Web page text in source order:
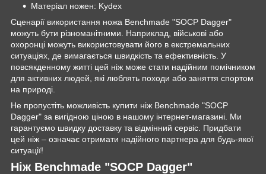
Матеріал ножен: Kydex
Сценарії використання ножа Benchmade "SOCP Dagger"
можуть бути різноманітними. Наприклад, військові або
охоронці можуть використовувати його в екстремальних
ситуаціях, де вимагається швидкість та ефективність. У
повсякденному житті цей ніж може стати надійним помічником
для активних людей, які люблять походи або заняття спортом
на природі.
Не пропустіть можливість купити ніж Benchmade "SOCP
Dagger" за вигідною ціною в нашому інтернет-магазині. Ми
гарантуємо швидку доставку та відмінний сервіс. Придбати
цей ніж – означає отримати надійного партнера для будь-якої
ситуації!
Ніж Benchmade "SOCP Dagger"